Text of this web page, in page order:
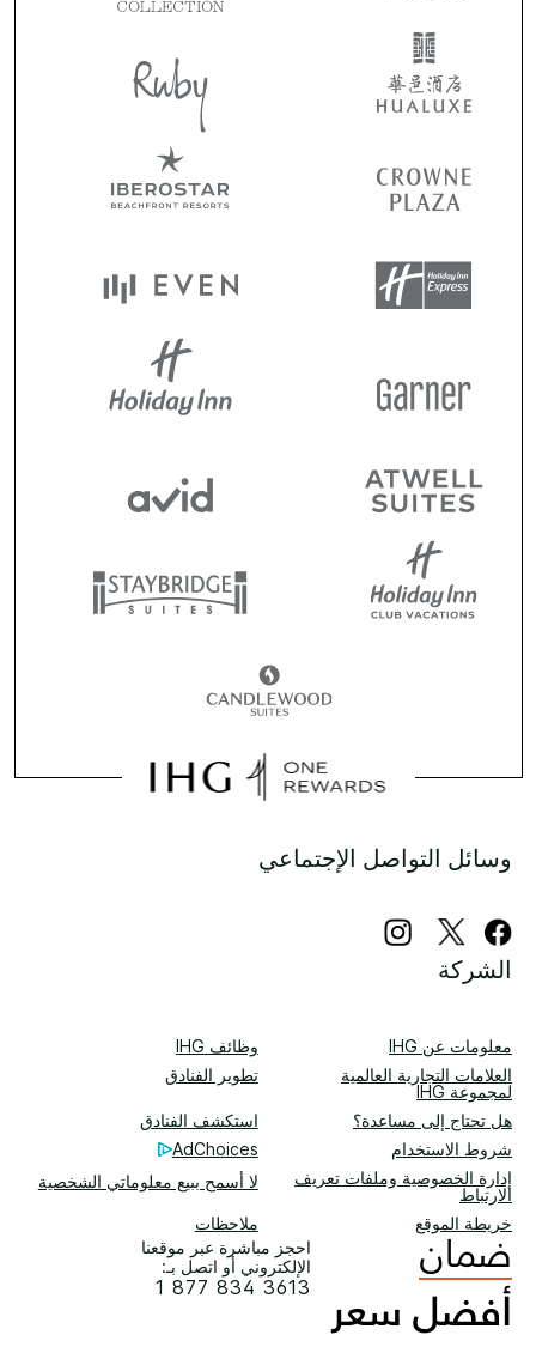
وسائل التواصل الإجتماعي
الشركة
معلومات عن IHG
وظائف IHG
العلامات التجارية العالمية
لمجموعة IHG
تطوير الفنادق
هل تحتاج إلى مساعدة؟
استكشف الفنادق
شروط الاستخدام
AdChoices
إدارة الخصوصية وملفات تعريف
الارتباط
لا أسمح ببيع معلوماتي الشخصية
خريطة الموقع
ملاحظات
احجز مباشرة عبر موقعنا
الإلكتروني أو اتصل بـ:
1 877 834 3613